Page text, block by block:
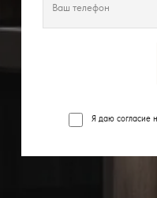
Я даю согласие